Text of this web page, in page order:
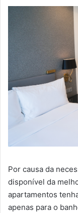
Por causa da
disponível da
apartamentos
apenas para o